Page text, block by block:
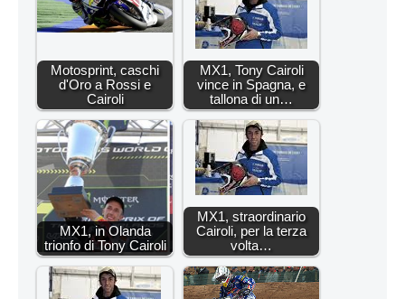
Motosprint, caschi
d'Oro a Rossi e
Cairoli
MX1, Tony Cairoli
vince in Spagna, e
tallona di un…
MX1, in Olanda
trionfo di Tony Cairoli
MX1, straordinario
Cairoli, per la terza
volta…